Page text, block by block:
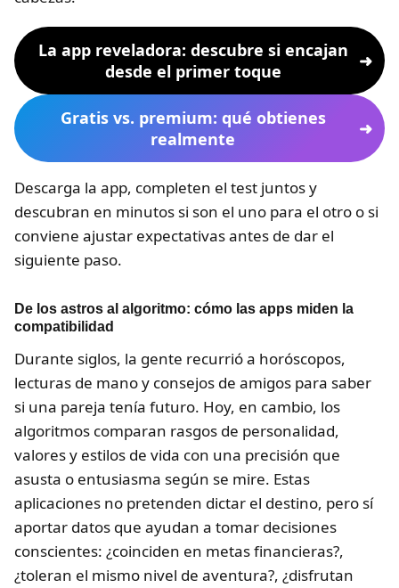
La app reveladora: descubre si encajan
desde el primer toque
Gratis vs. premium: qué obtienes
realmente
Descarga la app, completen el test juntos y
descubran en minutos si son el uno para el otro o si
conviene ajustar expectativas antes de dar el
siguiente paso.
De los astros al algoritmo: cómo las apps miden la
compatibilidad
Durante siglos, la gente recurrió a horóscopos,
lecturas de mano y consejos de amigos para saber
si una pareja tenía futuro. Hoy, en cambio, los
algoritmos comparan rasgos de personalidad,
valores y estilos de vida con una precisión que
asusta o entusiasma según se mire. Estas
aplicaciones no pretenden dictar el destino, pero sí
aportar datos que ayudan a tomar decisiones
conscientes: ¿coinciden en metas financieras?,
¿toleran el mismo nivel de aventura?, ¿disfrutan